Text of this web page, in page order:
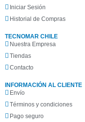
Iniciar Sesión
Historial de Compras
TECNOMAR CHILE
Nuestra Empresa
Tiendas
Contacto
INFORMACIÓN AL CLIENTE
Envío
Términos y condiciones
Pago seguro